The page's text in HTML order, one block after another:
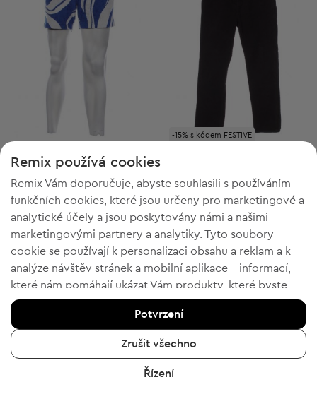
J.Lindeberg S
Původní cena:
Discount Price:
Snížená cena:
1 929,00 Kč
-15% s kódem FESTIVE
399,00 Kč
Doporučená cena:
RRP3 487,00 Kč (-88%)
Remix používá cookies
Remix Vám doporučuje, abyste souhlasili s používáním
funkčních cookies, které jsou určeny pro marketingové a
analytické účely a jsou poskytovány námi a našimi
marketingovými partnery a analytiky. Tyto soubory
cookie se používají k personalizaci obsahu a reklam a k
analýze návštěv stránek a mobilní aplikace - informací,
které nám pomáhají ukázat Vám produkty, které byste
chtěli. Pokud souhlasíte, potvrďte prosím kliknutím na
tlačítko „Ano, souhlasím“.
Chcete-li získat více informací, klikněte na „Chci více
informací“ nebo navštivte „Zásady ochrany osobních
údajů a cookies“. Nastavení souborů cookie můžete
Potvrzení
Zrušit všechno
Řízení